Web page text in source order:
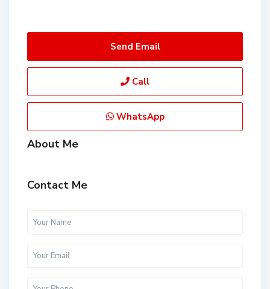
Send Email
Call
WhatsApp
About Me
Contact Me